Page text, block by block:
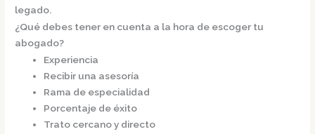
legado.
¿Qué debes tener en cuenta a la hora de escoger tu
abogado?
Experiencia
Recibir una asesoría
Rama de especialidad
Porcentaje de éxito
Trato cercano y directo